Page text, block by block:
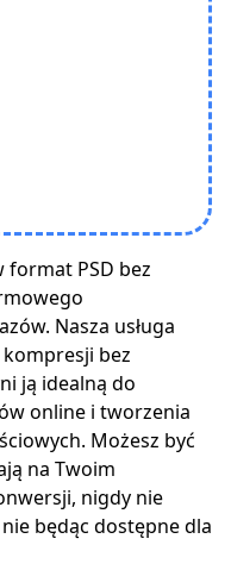
format PSD bez
Nasza usługa
bez
ją idealną do
online i tworzenia
Możesz być
na Twoim
nigdy nie
będąc dostępne dla